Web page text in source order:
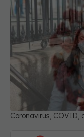
Coronavirus, COVID,